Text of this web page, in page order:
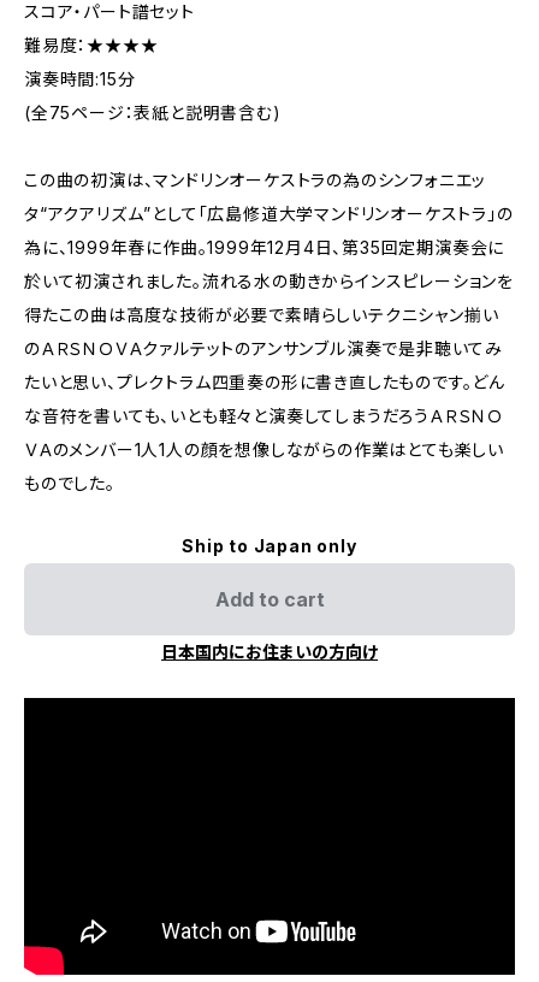
スコア・パート譜セット
難易度：★★★★
演奏時間:15分
(全75ページ：表紙と説明書含む)
この曲の初演は、マンドリンオーケストラの為のシンフォニエッ
タ“アクアリズム”として「広島修道大学マンドリンオーケストラ」の
為に、1999年春に作曲。1999年12月4日、第35回定期演奏会に
於いて初演されました。流れる水の動きからインスピレーションを
得たこの曲は高度な技術が必要で素晴らしいテクニシャン揃い
のＡＲＳＮＯＶＡクァルテットのアンサンブル演奏で是非聴いてみ
たいと思い、プレクトラム四重奏の形に書き直したものです。どん
な音符を書いても、いとも軽々と演奏してしまうだろうＡＲＳＮＯ
ＶＡのメンバー1人1人の顔を想像しながらの作業はとても楽しい
ものでした。
Ship to Japan only
Add to cart
日本国内にお住まいの方向け